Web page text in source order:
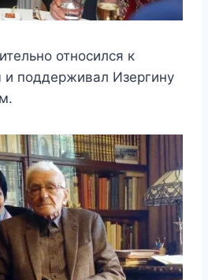
относился к
поддерживал Изергину